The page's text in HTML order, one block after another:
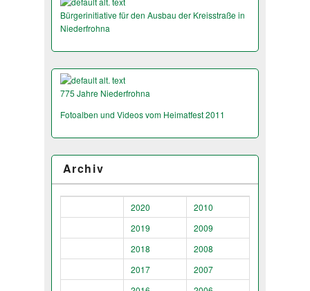
Bürgerinitiative für den Ausbau der Kreisstraße in
Niederfrohna
775 Jahre Niederfrohna
Fotoalben und Videos vom Heimatfest 2011
Archiv
2020
2010
2019
2009
2018
2008
2017
2007